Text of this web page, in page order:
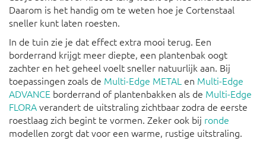
Daarom is het handig om te weten hoe je Cortenstaal
sneller kunt laten roesten.
In de tuin zie je dat effect extra mooi terug. Een
borderrand krijgt meer diepte, een plantenbak oogt
zachter en het geheel voelt sneller natuurlijk aan. Bij
toepassingen zoals de Multi-Edge METAL en Multi-Edge
ADVANCE borderrand of plantenbakken als de Multi-Edge
FLORAverandert de uitstraling zichtbaar zodra de eerste
roestlaag zich begint te vormen. Zeker ook bij ronde
modellen zorgt dat voor een warme, rustige uitstraling.